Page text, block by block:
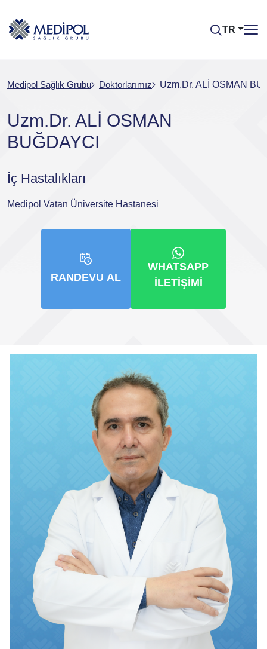
TR
Medipol Sağlık Grubu Doktorlarımız Uzm.Dr. ALİ OSMAN
Uzm.Dr. ALİ OSMAN
BUĞDAYCI
İç Hastalıkları
Medipol Vatan Üniversite Hastanesi
RANDEVU AL
WHATSAPP
İLETIŞIMI